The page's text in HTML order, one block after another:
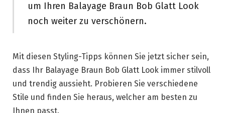
um Ihren Balayage Braun Bob Glatt Look
noch weiter zu verschönern.
Mit diesen Styling-Tipps können Sie jetzt sicher sein,
dass Ihr Balayage Braun Bob Glatt Look immer stilvoll
und trendig aussieht. Probieren Sie verschiedene
Stile und finden Sie heraus, welcher am besten zu
Ihnen passt.